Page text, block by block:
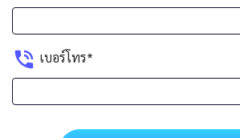
เบอร์โทร*